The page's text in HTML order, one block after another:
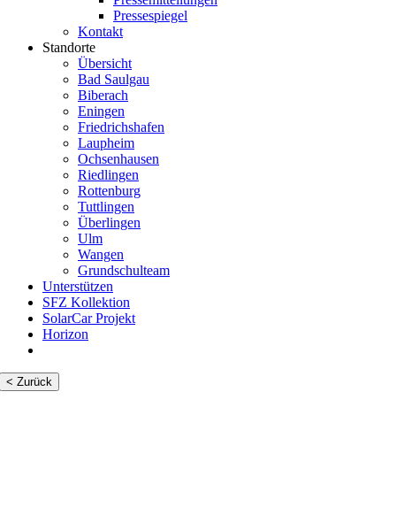
Pressespiegel
Kontakt
Standorte
Übersicht
Bad Saulgau
Biberach
Eningen
Friedrichshafen
Laupheim
Ochsenhausen
Riedlingen
Rottenburg
Tuttlingen
Überlingen
Ulm
Wangen
Grundschulteam
Unterstützen
SFZ Kollektion
SolarCar Projekt
Horizon
< Zurück